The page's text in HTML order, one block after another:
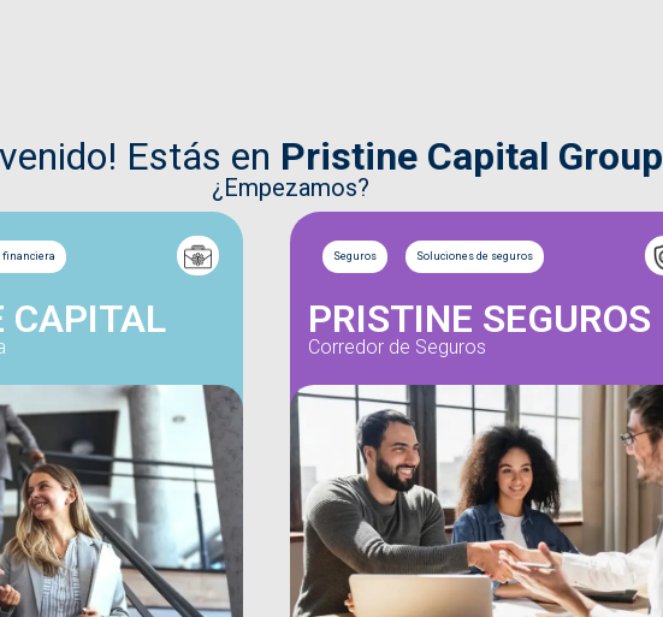
Estás en Pristine Capital Group
¿Empezamos?
financiera
CAPITAL
Seguros Soluciones de seguros
PRISTINE SEGUROS
Corredor de Seguros